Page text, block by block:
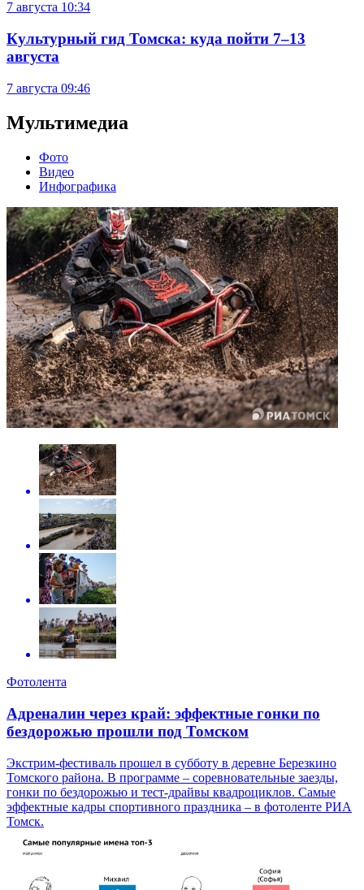
7 августа 10:34
Культурный гид Томска: куда пойти 7–13
августа
7 августа 09:46
Мультимедиа
Фото
Видео
Инфографика
Фотолента
Адреналин через край: эффектные гонки по
бездорожью прошли под Томском
Экстрим-фестиваль прошел в субботу в деревне Березкино
Томского района. В программе – соревновательные заезды,
гонки по бездорожью и тест-драйвы квадроциклов. Самые
эффектные кадры спортивного праздника – в фотоленте РИА
Томск.